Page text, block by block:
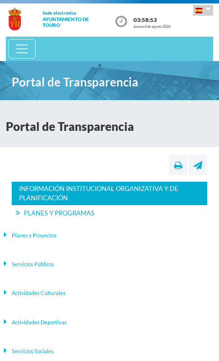
Sede electrónica
AYUNTAMIENTO DE
TOURO
03:58:54
Jueves 6 de agosto 2026
Portal de Transparencia
Portal de Transparencia
INFORMACIÓN INSTITUCIONAL ORGANIZATIVA Y DE
PLANIFICACIÓN
PLANES Y PROGRAMAS
Planes y Proyectos
Servicios Públicos
Actividades Culturales
Actividades Deportivas
Servicios Sociales